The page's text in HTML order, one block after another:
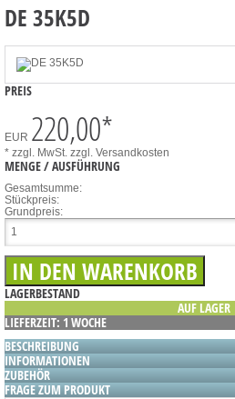
DE 35K5D
PREIS
EUR 220,00*
* zzgl. MwSt. zzgl. Versandkosten
MENGE / AUSFÜHRUNG
Gesamtsumme:
Stückpreis:
Grundpreis:
LAGERBESTAND
AUF LAGER
LIEFERZEIT: 1 WOCHE
BESCHREIBUNG
INFORMATIONEN
ZUBEHÖR
FRAGE ZUM PRODUKT